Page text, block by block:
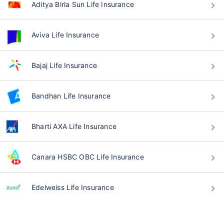
Aditya Birla Sun Life Insurance
Aviva Life Insurance
Bajaj Life Insurance
Bandhan Life Insurance
Bharti AXA Life Insurance
Canara HSBC OBC Life Insurance
Edelweiss Life Insurance
24 वर्षे
₹ 434/महिना*